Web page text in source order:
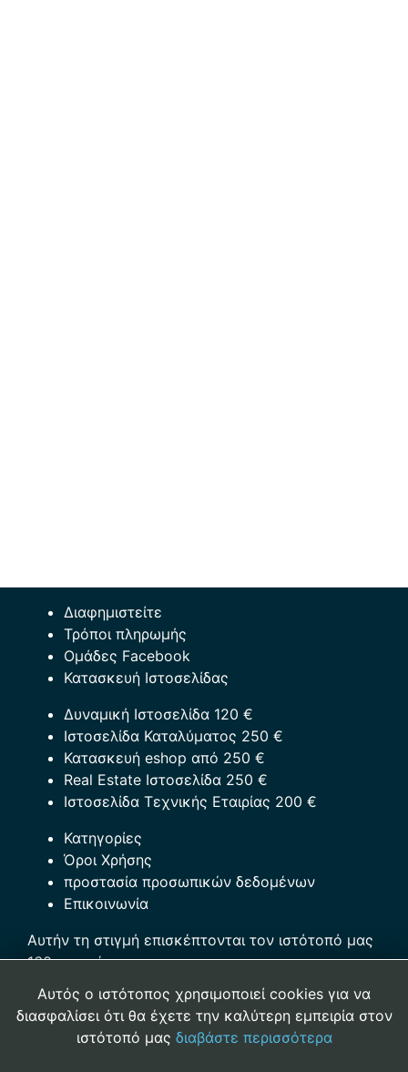
Διαφημιστείτε
Τρόποι πληρωμής
Ομάδες Facebook
Κατασκευή Ιστοσελίδας
Δυναμική Ιστοσελίδα 120 €
Ιστοσελίδα Καταλύματος 250 €
Κατασκευή eshop από 250 €
Real Estate Ιστοσελίδα 250 €
Ιστοσελίδα Τεχνικής Εταιρίας 200 €
Κατηγορίες
Όροι Χρήσης
προστασία προσωπικών δεδομένων
Επικοινωνία
Αυτήν τη στιγμή επισκέπτονται τον ιστότοπό μας
160 επισκέπτες
Αρ. Γ.Ε.ΜΗ.:121023909000
Αυτός ο ιστότοπος χρησιμοποιεί cookies για να
διασφαλίσει ότι θα έχετε την καλύτερη εμπειρία στον
ιστότοπό μας διαβάστε περισσότερα